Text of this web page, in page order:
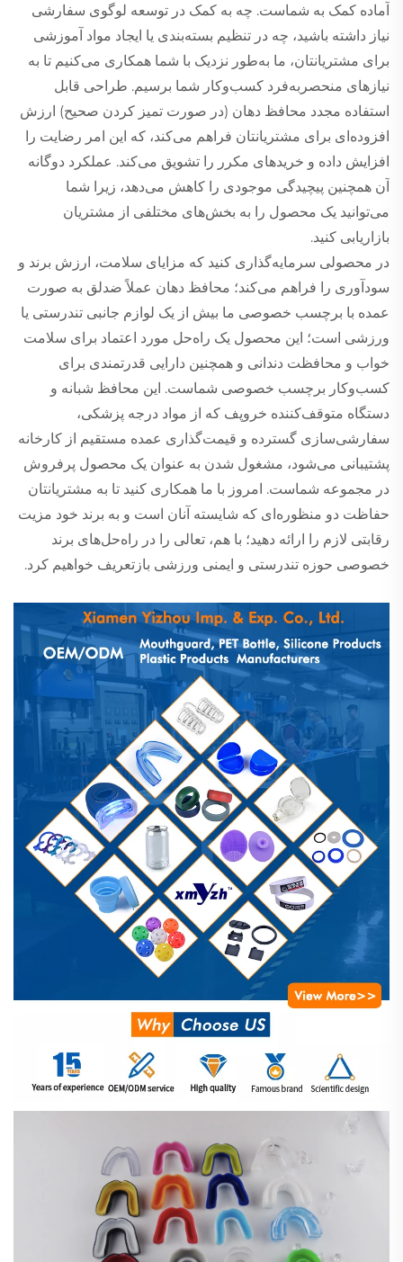
آماده کمک به شماست. چه به کمک در توسعه لوگوی سفارشی
نیاز داشته باشید، چه در تنظیم بسته‌بندی یا ایجاد مواد آموزشی
برای مشتریانتان، ما به‌طور نزدیک با شما همکاری می‌کنیم تا به
نیازهای منحصربه‌فرد کسب‌وکار شما برسیم. طراحی قابل
استفاده مجدد محافظ دهان (در صورت تمیز کردن صحیح) ارزش
افزوده‌ای برای مشتریانتان فراهم می‌کند، که این امر رضایت را
افزایش داده و خریدهای مکرر را تشویق می‌کند. عملکرد دوگانه
آن همچنین پیچیدگی موجودی را کاهش می‌دهد، زیرا شما
می‌توانید یک محصول را به بخش‌های مختلفی از مشتریان
بازاریابی کنید.
در محصولی سرمایه‌گذاری کنید که مزایای سلامت، ارزش برند و
سودآوری را فراهم می‌کند؛ محافظ دهان عملاً ضدلق به صورت
عمده با برچسب خصوصی ما بیش از یک لوازم جانبی تندرستی یا
ورزشی است؛ این محصول یک راه‌حل مورد اعتماد برای سلامت
خواب و محافظت دندانی و همچنین دارایی قدرتمندی برای
کسب‌وکار برچسب خصوصی شماست. این محافظ شبانه و
دستگاه متوقف‌کننده خروپف که از مواد درجه پزشکی،
سفارشی‌سازی گسترده و قیمت‌گذاری عمده مستقیم از کارخانه
پشتیبانی می‌شود، مشغول شدن به عنوان یک محصول پرفروش
در مجموعه شماست. امروز با ما همکاری کنید تا به مشتریانتان
حفاظت دو منظوره‌ای که شایسته آنان است و به برند خود مزیت
رقابتی لازم را ارائه دهید؛ با هم، تعالی را در راه‌حل‌های برند
خصوصی حوزه تندرستی و ایمنی ورزشی بازتعریف خواهیم کرد.